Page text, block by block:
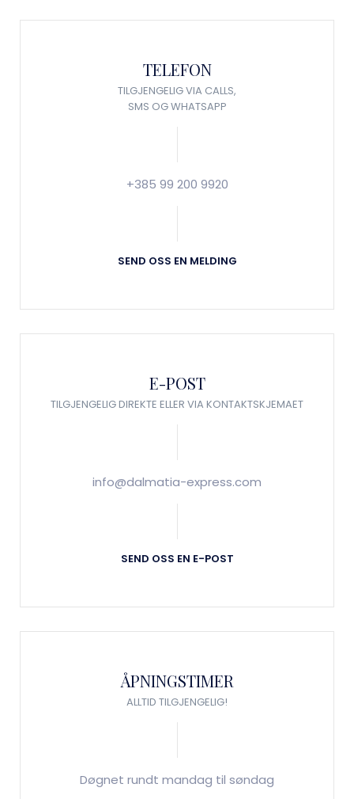
TELEFON
TILGJENGELIG VIA CALLS,
SMS OG WHATSAPP
+385 99 200 9920
SEND OSS EN MELDING
E-POST
TILGJENGELIG DIREKTE ELLER VIA KONTAKTSKJEMAET
info@dalmatia-express.com
SEND OSS EN E-POST
ÅPNINGSTIMER
ALLTID TILGJENGELIG!
Døgnet rundt mandag til søndag